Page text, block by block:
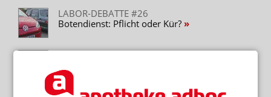
LABOR-DEBATTE #26
Botendienst: Pflicht oder Kür?